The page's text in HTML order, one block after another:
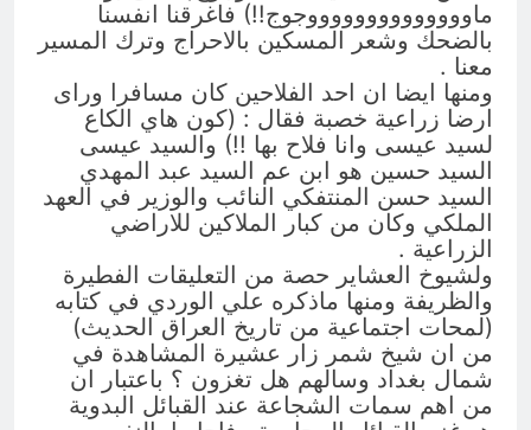
ماووووووووووووووجوج!!) فاغرقنا انفسنا
بالضحك وشعر المسكين بالاحراج وترك المسير
معنا .
ومنها ايضا ان احد الفلاحين كان مسافرا وراى
ارضا زراعية خصبة فقال : (كون هاي الكاع
لسيد عيسى وانا فلاح بها !!) والسيد عيسى
السيد حسين هو ابن عم السيد عبد المهدي
السيد حسن المنتفكي النائب والوزير في العهد
الملكي وكان من كبار الملاكين للاراضي
الزراعية .
ولشيوخ العشاير حصة من التعليقات الفطيرة
والظريفة ومنها ماذكره علي الوردي في كتابه
(لمحات اجتماعية من تاريخ العراق الحديث)
من ان شيخ شمر زار عشيرة المشاهدة في
شمال بغداد وسالهم هل تغزون ؟ باعتبار ان
من اهم سمات الشجاعة عند القبائل البدوية